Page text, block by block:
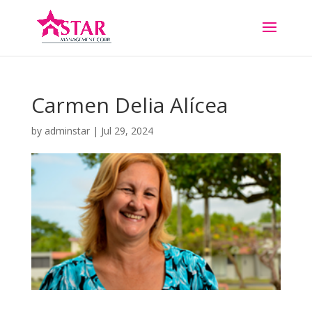
Carmen Delia Alícea
by adminstar| Jul 29, 2024